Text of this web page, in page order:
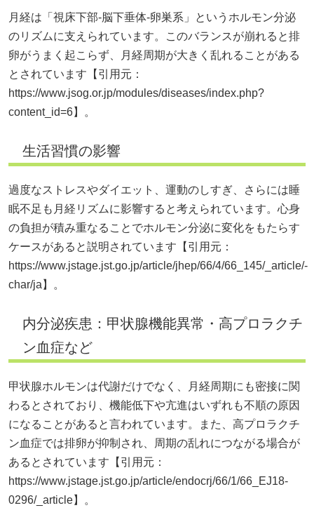
月経は「視床下部‐脳下垂体‐卵巣系」というホルモン分泌
のリズムに支えられています。このバランスが崩れると排
卵がうまく起こらず、月経周期が大きく乱れることがある
とされています【引用元：
https://www.jsog.or.jp/modules/diseases/index.php?
content_id=6】。
生活習慣の影響
過度なストレスやダイエット、運動のしすぎ、さらには睡
眠不足も月経リズムに影響すると考えられています。心身
の負担が積み重なることでホルモン分泌に変化をもたらす
ケースがあると説明されています【引用元：
https://www.jstage.jst.go.jp/article/jhep/66/4/66_145/_article/-
char/ja】。
内分泌疾患：甲状腺機能異常・高プロラクチ
ン血症など
甲状腺ホルモンは代謝だけでなく、月経周期にも密接に関
わるとされており、機能低下や亢進はいずれも不順の原因
になることがあると言われています。また、高プロラクチ
ン血症では排卵が抑制され、周期の乱れにつながる場合が
あるとされています【引用元：
https://www.jstage.jst.go.jp/article/endocrj/66/1/66_EJ18-
0296/_article】。